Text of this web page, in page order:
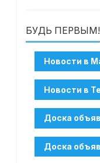
БУДЬ ПЕРВЫМ!